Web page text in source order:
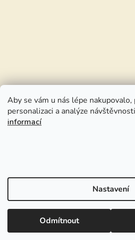
Aby se vám u nás lépe
personalizaci a analýze
informací
Nastavení
Odmítnout